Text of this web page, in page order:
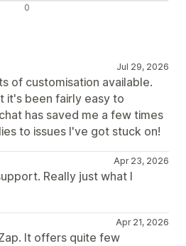
0
Jul 29, 2026
of customisation available.
it's been fairly easy to
has saved me a few times
to issues I've got stuck on!
Apr 23, 2026
Really just what I
Apr 21, 2026
It offers quite few